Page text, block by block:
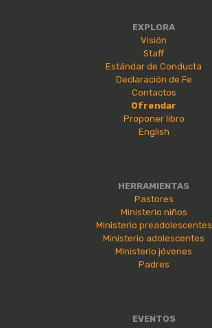
EXPLORA
Visión
Staff
Estándar de Conducta
Declaración de Fe
Contactos
Ofrendar
Proponer libro
English
HERRAMIENTAS
Pastores
Ministerio niños
Ministerio preadolescentes
Ministerio adolescentes
Ministerio jóvenes
Padres
EVENTOS